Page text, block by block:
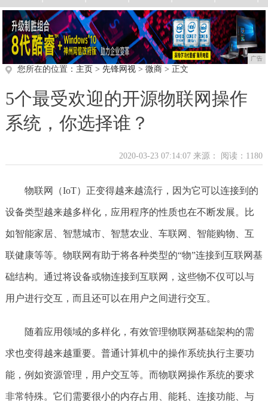
广告
您所在的位置： 主页 > 先锋网视> 微商> 正文
5个最受欢迎的开源物联网操作
系统，你选择谁？
2020-03-23 07:14:07 来源： 阅读：1180
物联网（IoT）正变得越来越流行，因为它可以连接到的
设备类型越来越多样化，应用程序的性质也在不断发展。比
如智能家居、智慧城市、智慧农业、车联网、智能购物、互
联健康等等。物联网有助于将各种类型的“物”连接到互联网基
础结构。通过将设备或物连接到互联网，这些物不仅可以与
用户进行交互，而且还可以在用户之间进行交互。
随着应用领域的多样化，有效管理物联网基础架构的需
求也变得越来越重要。普通计算机中的操作系统执行主要功
能，例如资源管理，用户交互等。而物联网操作系统的要求
非常特殊。它们需要很小的内存占用、能耗、连接功能、与